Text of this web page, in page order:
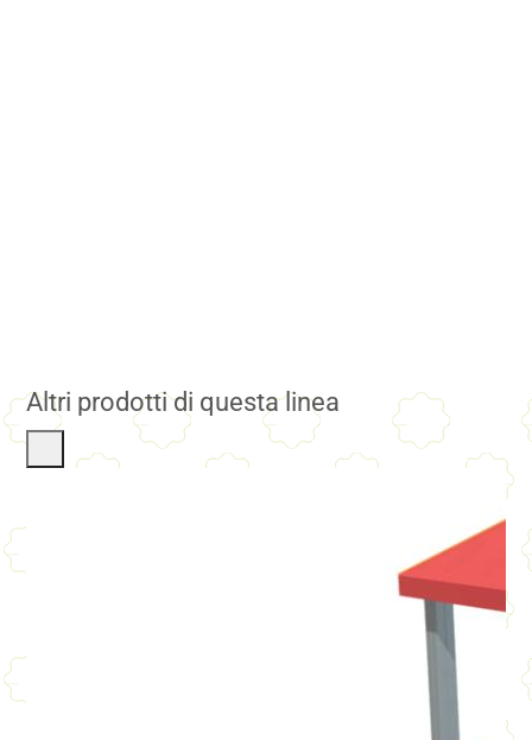
Altri prodotti di questa linea